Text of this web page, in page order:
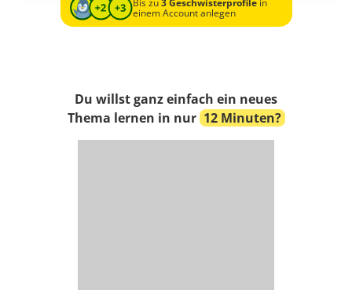
Bis zu3 Geschwisterprofilein
einem Account anlegen
Du willst ganz einfach ein neues
Thema lernen in nur 12 Minuten?